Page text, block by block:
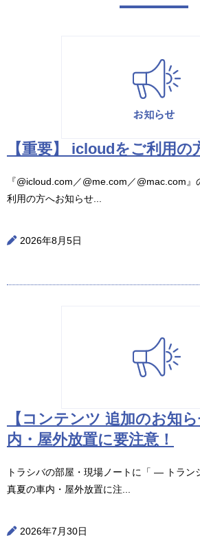
【重要】 icloudをご利用の
『@icloud.com／@me.com／@mac.com
利用の方へお知らせ...
2026年8月5日
【コンテンツ 追加のお知
内・屋外放置に要注意！
トラシバの部屋・現場ノートに「 ― トラン
真夏の車内・屋外放置に注...
2026年7月30日